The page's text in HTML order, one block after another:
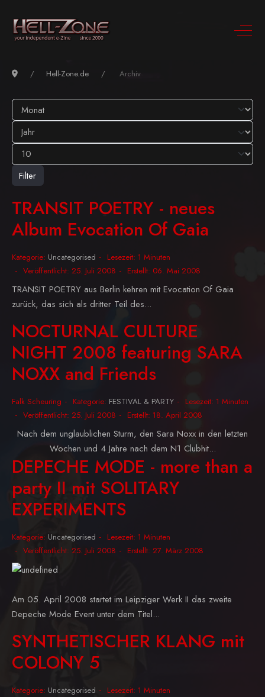
Hell-Zone.de Archiv
Filter
TRANSIT POETRY - neues
Album Evocation Of Gaia
Kategorie: Uncategorised
Lesezeit: 1 Minuten
Veröffentlicht: 25. Juli 2008
Erstellt: 06. Mai 2008
TRANSIT POETRY aus Berlin kehren mit Evocation Of Gaia
zurück, das sich als dritter Teil des...
NOCTURNAL CULTURE
NIGHT 2008 featuring SARA
NOXX and Friends
Falk Scheuring Kategorie: FESTIVAL & PARTY
Lesezeit: 1 Minuten
Veröffentlicht: 25. Juli 2008
Erstellt: 18. April 2008
Nach dem unglaublichen Sturm, den Sara Noxx in den letzten
Wochen und 4 Jahre nach dem N1 Clubhit...
DEPECHE MODE - more than a
party II mit SOLITARY
EXPERIMENTS
Kategorie: Uncategorised
Lesezeit: 1 Minuten
Veröffentlicht: 25. Juli 2008
Erstellt: 27. März 2008
Am 05. April 2008 startet im Leipziger Werk II das zweite
Depeche Mode Event unter dem Titel...
SYNTHETISCHER KLANG mit
COLONY 5
Kategorie: Uncategorised
Lesezeit: 1 Minuten